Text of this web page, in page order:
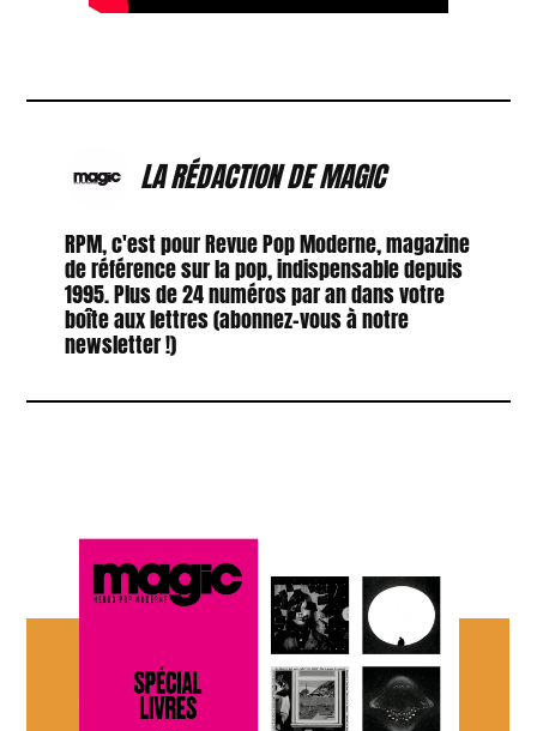
LA RÉDACTION DE MAGIC
RPM, c'est pour Revue Pop Moderne, magazine
de référence sur la pop, indispensable depuis
1995. Plus de 24 numéros par an dans votre
boîte aux lettres (abonnez-vous à notre
newsletter !)